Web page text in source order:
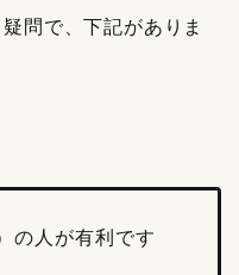
問で、下記がありま
の人が有利です